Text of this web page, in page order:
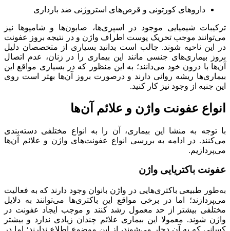
داروهای کورتونی و قرص‌های استروژنی ضد بارداری
ترکیبات شیمیایی موجود در اسپری‌ها، صابون‌ها و شامپوها نیز
می‌توانند موجب تحریک پوست اطراف واژن و در نتیجه بروز عفونت
در این ناحیه شوند. جالب است بدانید بسیاری از متخصصان دلیل
بروز بیماری‌های جنسی مانند این بیماری را در زنان، عدم اتصال
آن‌ها با درون خود می‌دانند؛ به این منظور که در بسیاری مواقع این
بیماری‌ها ریشه‌ روانی دارند و درصورت بروز آن‌ها بهتر است روی
این جنبه از وجود نیز کار کنید.
انواع عفونت واژن و علائم آن‌ها
با توجه به منشا این بیماری، آن را به انواع مختلفی دسته‌بندی
می‌کنند. در ادامه به بررسی انواع عفونت‌های واژن و علائم آن‌ها
می‌پردازیم.
عفونت باکتریایی واژن
به‌طور طبیعی باکتری‌هایی در واژن بانوان وجود دارند که به فعالیت
می‌پردازند؛ اما در برخی مواقع این باکتری‌ها می‌توانند به دلایل
مختلفی بیشتر از حد معمول رشد کنند و موجب ایجاد عفونت در
واژن شوند. معمولا این بیماری علائم چندان زیادی ندارد و بیشتر
کسانی که به آن دچار می‌شوند، از این موضوع اطلاع ندارند؛ اما در